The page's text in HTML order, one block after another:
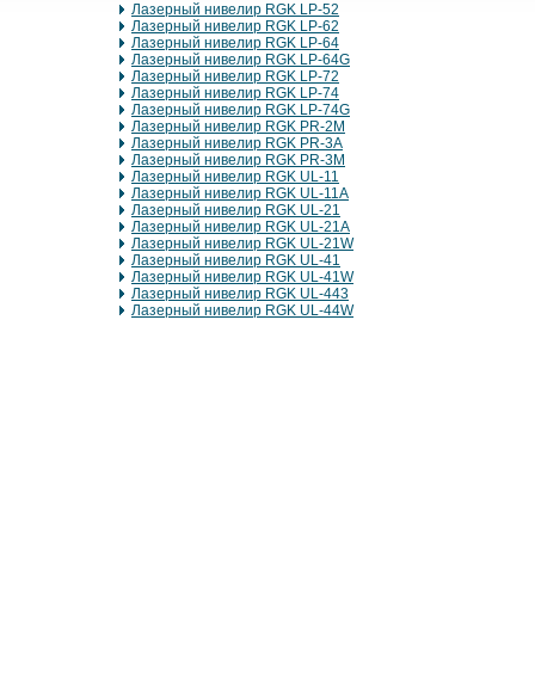
Лазерный нивелир RGK LP-52
Лазерный нивелир RGK LP-62
Лазерный нивелир RGK LP-64
Лазерный нивелир RGK LP-64G
Лазерный нивелир RGK LP-72
Лазерный нивелир RGK LP-74
Лазерный нивелир RGK LP-74G
Лазерный нивелир RGK PR-2M
Лазерный нивелир RGK PR-3A
Лазерный нивелир RGK PR-3M
Лазерный нивелир RGK UL-11
Лазерный нивелир RGK UL-11A
Лазерный нивелир RGK UL-21
Лазерный нивелир RGK UL-21A
Лазерный нивелир RGK UL-21W
Лазерный нивелир RGK UL-41
Лазерный нивелир RGK UL-41W
Лазерный нивелир RGK UL-443
Лазерный нивелир RGK UL-44W